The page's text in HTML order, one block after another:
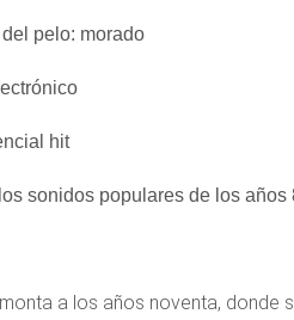
pelo: morado
hit
sonidos populares de los años
a los años noventa,